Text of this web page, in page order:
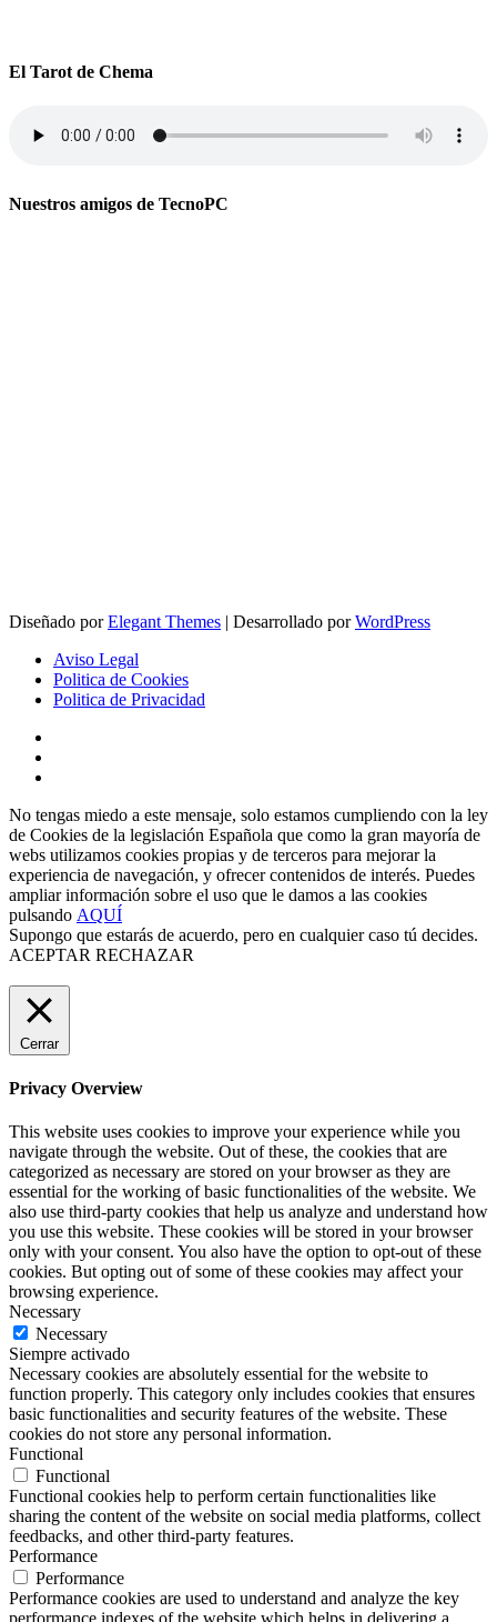
El Tarot de Chema
Nuestros amigos de TecnoPC
Diseñado porElegant Themes | Desarrollado porWordPress
Aviso Legal
Politica de Cookies
Politica de Privacidad
No tengas miedo a este mensaje, solo estamos cumpliendo con la ley
de Cookies de la legislación Española que como la gran mayoría de
webs utilizamos cookies propias y de terceros para mejorar la
experiencia de navegación, y ofrecer contenidos de interés. Puedes
ampliar información sobre el uso que le damos a las cookies
pulsando AQUÍ
Supongo que estarás de acuerdo, pero en cualquier caso tú decides.
ACEPTAR RECHAZAR
Cerrar
Privacy Overview
This website uses cookies to improve your experience while you
navigate through the website. Out of these, the cookies that are
categorized as necessary are stored on your browser as they are
essential for the working of basic functionalities of the website. We
also use third-party cookies that help us analyze and understand how
you use this website. These cookies will be stored in your browser
only with your consent. You also have the option to opt-out of these
cookies. But opting out of some of these cookies may affect your
browsing experience.
Necessary
Necessary
Siempre activado
Necessary cookies are absolutely essential for the website to
function properly. This category only includes cookies that ensures
basic functionalities and security features of the website. These
cookies do not store any personal information.
Functional
Functional
Functional cookies help to perform certain functionalities like
sharing the content of the website on social media platforms, collect
feedbacks, and other third-party features.
Performance
Performance
Performance cookies are used to understand and analyze the key